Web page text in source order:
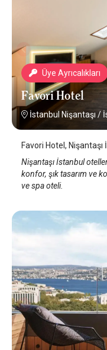
Üye Ayrıcalıkları
Favori Hotel
İstanbul Nişantaşı /
Favori Hotel, Nişantaşı
Nişantaşı İstanbul
konfor, şık tasarım ve
ve spa oteli.